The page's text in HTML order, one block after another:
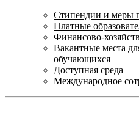
Стипендии и меры
Платные
Финансово-
Вакантные места
обучающихся
Доступная среда
Международное